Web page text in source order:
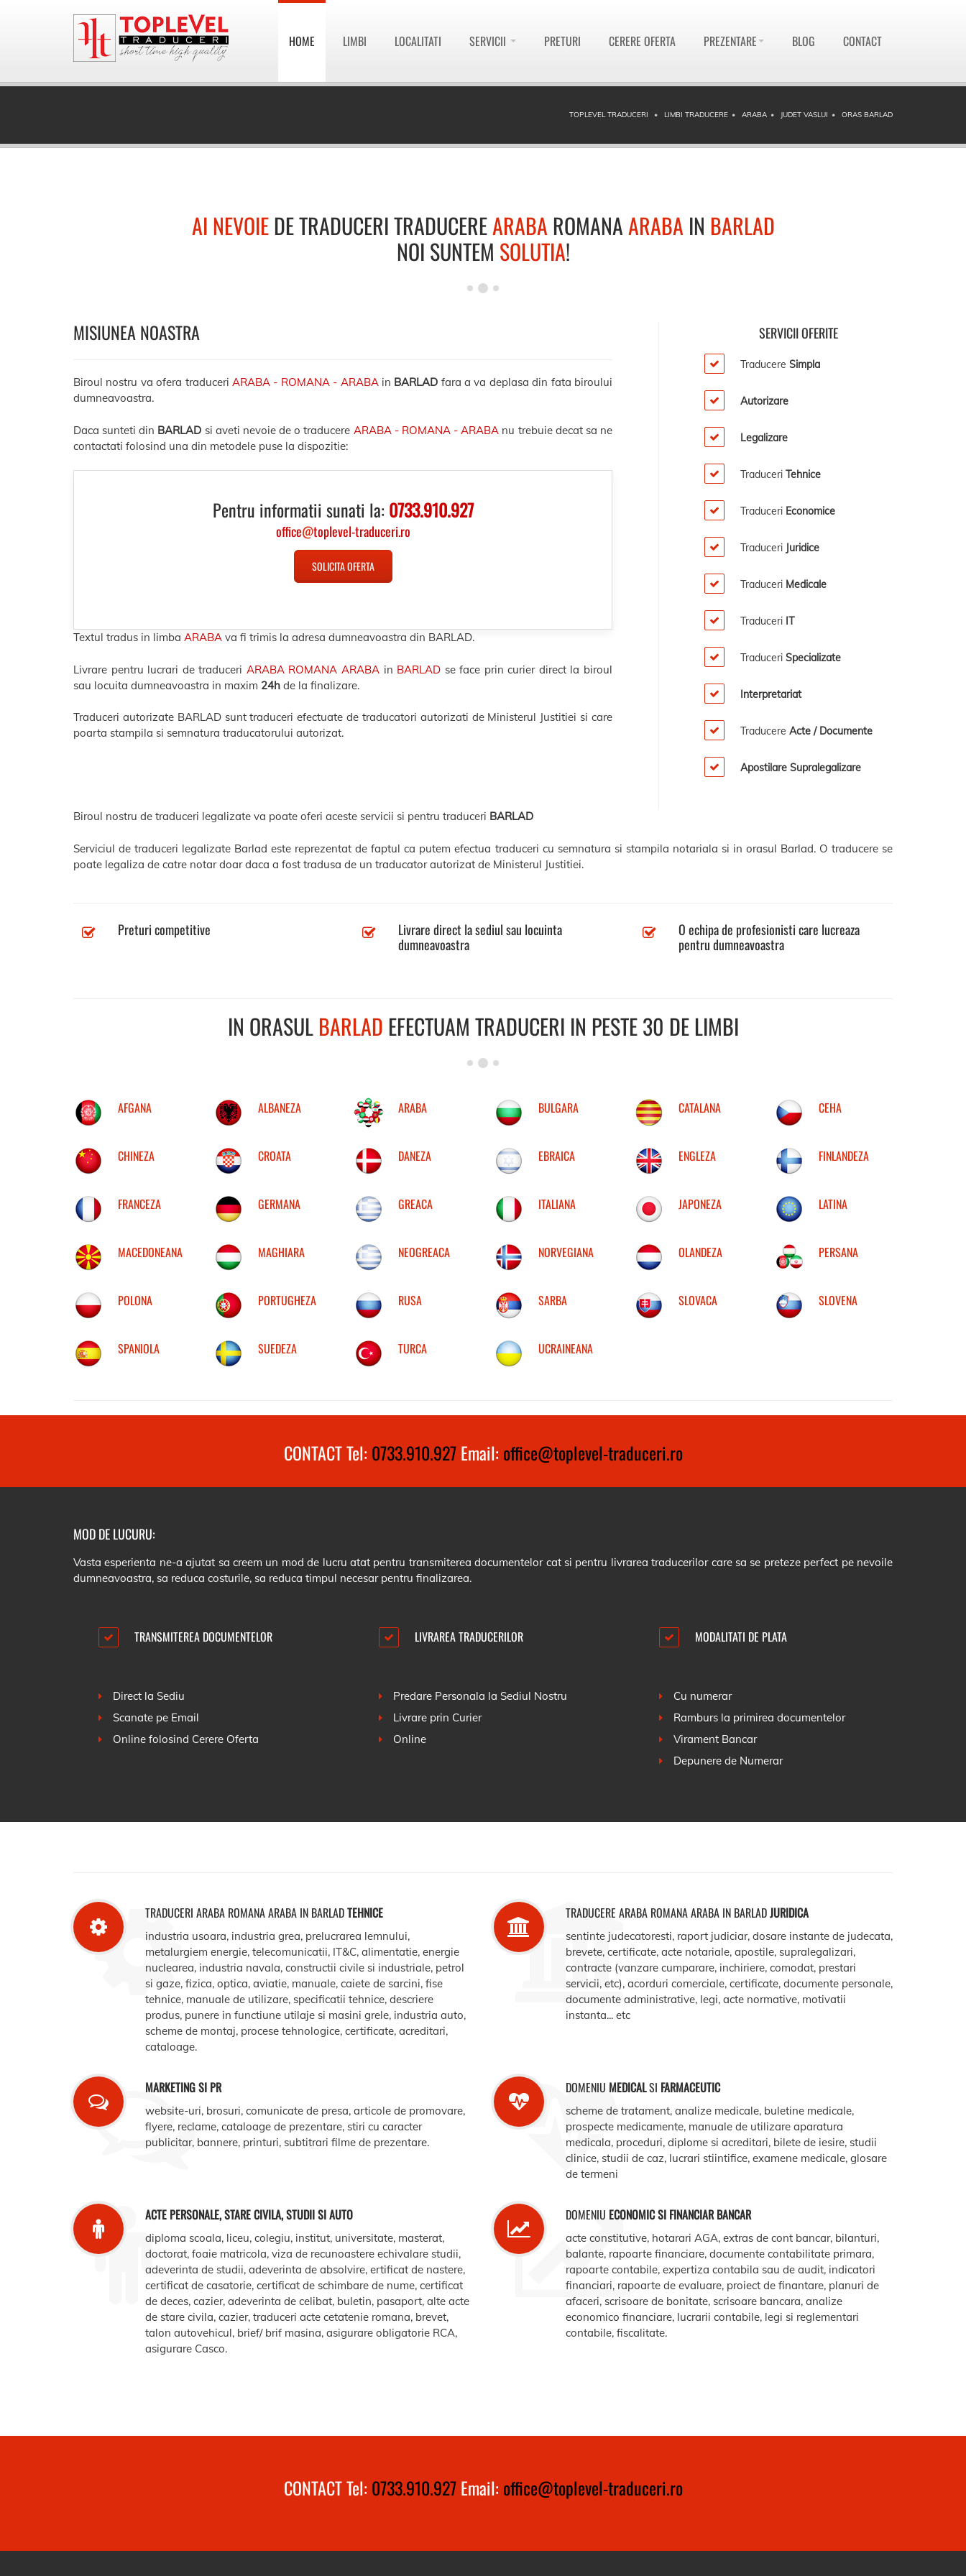
HOME LIMBI LOCALITATI SERVICII PRETURI CERERE OFERTA PREZENTARE BLOG CONTACT
TOPLEVEL TRADUCERI LIMBI TRADUCERE ARABA JUDET VASLUI ORAS BARLAD
AI NEVOIEDE TRADUCERI TRADUCEREARABA ROMANAARABA IN BARLAD
NOI SUNTEM SOLUTIA!
MISIUNEA NOASTRA
Biroul nostru va ofera traduceri ARABA - ROMANA - ARABA in BARLAD fara a va deplasa din fata biroului
dumneavoastra.
Daca sunteti din BARLAD si aveti nevoie de o traducere ARABA - ROMANA - ARABA nu trebuie decat sa ne
contactati folosind una din metodele puse la dispozitie:
Pentru informatii sunati la: 0733.910.927
office@toplevel-traduceri.ro
SOLICITA OFERTA
Textul tradus in limba ARABA va fi trimis la adresa dumneavoastra din BARLAD.
Livrare pentru lucrari de traduceri ARABA ROMANA ARABA in BARLAD se face prin curier direct la biroul
sau locuita dumneavoastra in maxim 24h de la finalizare.
Traduceri autorizate BARLAD sunt traduceri efectuate de traducatori autorizati de Ministerul Justitiei si care
poarta stampila si semnatura traducatorului autorizat.
SERVICII OFERITE
Traducere Simpla
Autorizare
Legalizare
Traduceri Tehnice
Traduceri Economice
Traduceri Juridice
Traduceri Medicale
Traduceri IT
Traduceri Specializate
Interpretariat
Traducere Acte / Documente
Apostilare Supralegalizare
Biroul nostru de traduceri legalizate va poate oferi aceste servicii si pentru traduceri BARLAD
Serviciul de traduceri legalizate Barlad este reprezentat de faptul ca putem efectua traduceri cu semnatura si stampila notariala si in orasul Barlad. O traducere se
poate legaliza de catre notar doar daca a fost tradusa de un traducator autorizat de Ministerul Justitiei.
Preturi competitive
Livrare direct la sediul sau locuinta
dumneavoastra
O echipa de profesionisti care lucreaza
pentru dumneavoastra
IN ORASULBARLAD EFECTUAM TRADUCERI IN PESTE 30 DE LIMBI
AFGANA ALBANEZA ARABA BULGARA CATALANA CEHA
CHINEZA CROATA DANEZA EBRAICA ENGLEZA FINLANDEZA
FRANCEZA GERMANA GREACA ITALIANA JAPONEZA LATINA
MACEDONEANA MAGHIARA NEOGREACA NORVEGIANA OLANDEZA PERSANA
POLONA PORTUGHEZA RUSA SARBA SLOVACA SLOVENA
SPANIOLA SUEDEZA TURCA UCRAINEANA
CONTACT Tel: 0733.910.927Email: office@toplevel-traduceri.ro
MOD DE LUCURU:
Vasta esperienta ne-a ajutat sa creem un mod de lucru atat pentru transmiterea documentelor cat si pentru livrarea traducerilor care sa se preteze perfect pe nevoile
dumneavoastra, sa reduca costurile, sa reduca timpul necesar pentru finalizarea.
TRANSMITEREA DOCUMENTELOR
Direct la Sediu
Scanate pe Email
Online folosind Cerere Oferta
LIVRAREA TRADUCERILOR
Predare Personala la Sediul Nostru
Livrare prin Curier
Online
MODALITATI DE PLATA
Cu numerar
Ramburs la primirea documentelor
Virament Bancar
Depunere de Numerar
TRADUCERI ARABA ROMANA ARABA IN BARLADTEHNICE
industria usoara, industria grea, prelucrarea lemnului,
metalurgiem energie, telecomunicatii, IT&C, alimentatie, energie
nuclearea, industria navala, constructii civile si industriale, petrol
si gaze, fizica, optica, aviatie, manuale, caiete de sarcini, fise
tehnice, manuale de utilizare, specificatii tehnice, descriere
produs, punere in functiune utilaje si masini grele, industria auto,
scheme de montaj, procese tehnologice, certificate, acreditari,
cataloage.
TRADUCERE ARABA ROMANA ARABA IN BARLADJURIDICA
sentinte judecatoresti, raport judiciar, dosare instante de judecata,
brevete, certificate, acte notariale, apostile, supralegalizari,
contracte (vanzare cumparare, inchiriere, comodat, prestari
servicii, etc), acorduri comerciale, certificate, documente personale,
documente administrative, legi, acte normative, motivatii
instanta... etc
MARKETING SI PR
website-uri, brosuri, comunicate de presa, articole de promovare,
flyere, reclame, cataloage de prezentare, stiri cu caracter
publicitar, bannere, printuri, subtitrari filme de prezentare.
DOMENIU MEDICALSI FARMACEUTIC
scheme de tratament, analize medicale, buletine medicale,
prospecte medicamente, manuale de utilizare aparatura
medicala, proceduri, diplome si acreditari, bilete de iesire, studii
clinice, studii de caz, lucrari stiintifice, examene medicale, glosare
de termeni
ACTE PERSONALE, STARE CIVILA, STUDII SI AUTO
diploma scoala, liceu, colegiu, institut, universitate, masterat,
doctorat, foaie matricola, viza de recunoastere echivalare studii,
adeverinta de studii, adeverinta de absolvire, ertificat de nastere,
certificat de casatorie, certificat de schimbare de nume, certificat
de deces, cazier, adeverinta de celibat, buletin, pasaport, alte acte
de stare civila, cazier, traduceri acte cetatenie romana, brevet,
talon autovehicul, brief/ brif masina, asigurare obligatorie RCA,
asigurare Casco.
DOMENIU ECONOMIC SI FINANCIAR BANCAR
acte constitutive, hotarari AGA, extras de cont bancar, bilanturi,
balante, rapoarte financiare, documente contabilitate primara,
rapoarte contabile, expertiza contabila sau de audit, indicatori
financiari, rapoarte de evaluare, proiect de finantare, planuri de
afaceri, scrisoare de bonitate, scrisoare bancara, analize
economico financiare, lucrarii contabile, legi si reglementari
contabile, fiscalitate.
CONTACT Tel: 0733.910.927Email: office@toplevel-traduceri.ro